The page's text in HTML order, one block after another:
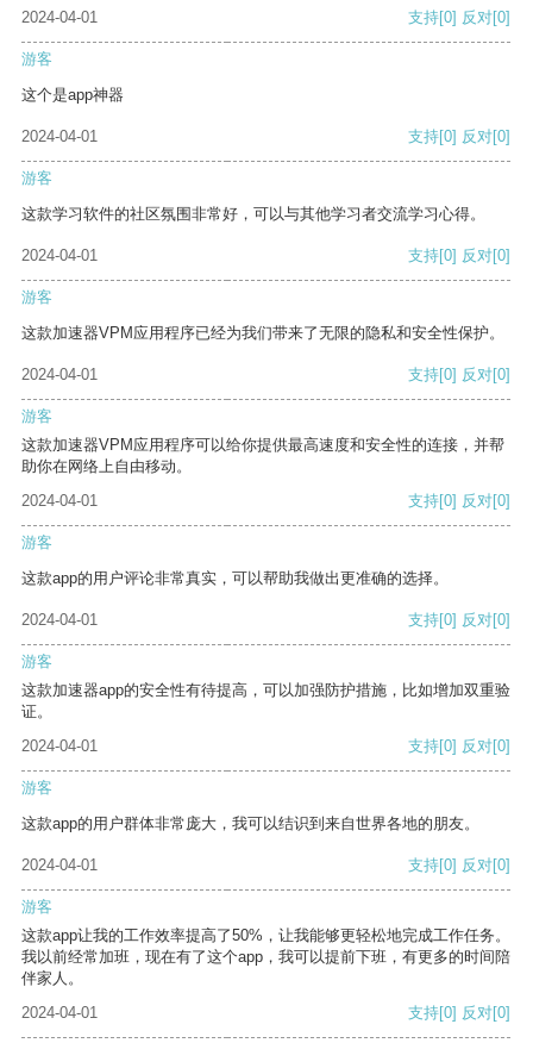
2024-04-01 支持[0] 反对[0]
游客
这个是app神器
2024-04-01 支持[0] 反对[0]
游客
这款学习软件的社区氛围非常好，可以与其他学习者交流学习心得。
2024-04-01 支持[0] 反对[0]
游客
这款加速器VPM应用程序已经为我们带来了无限的隐私和安全性保护。
2024-04-01 支持[0] 反对[0]
游客
这款加速器VPM应用程序可以给你提供最高速度和安全性的连接，并帮
助你在网络上自由移动。
2024-04-01
支持[0] 反对[0]
游客
这款app的用户评论非常真实，可以帮助我做出更准确的选择。
2024-04-01 支持[0] 反对[0]
游客
这款加速器app的安全性有待提高，可以加强防护措施，比如增加双重验
证。
2024-04-01
支持[0] 反对[0]
游客
这款app的用户群体非常庞大，我可以结识到来自世界各地的朋友。
2024-04-01 支持[0] 反对[0]
游客
这款app让我的工作效率提高了50%，让我能够更轻松地完成工作任务。
我以前经常加班，现在有了这个app，我可以提前下班，有更多的时间陪
伴家人。
2024-04-01
支持[0] 反对[0]